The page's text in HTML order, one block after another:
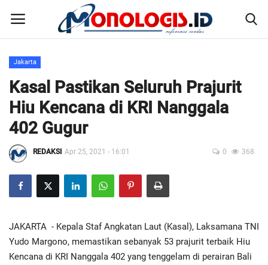
Home
Kontak
Disclaimer
Susunan Redaksi
Jakarta
Kasal Pastikan Seluruh Prajurit
Hiu Kencana di KRI Nanggala
402 Gugur
REDAKSI Apr 25, 2021 - 16:01 0 368
JAKARTA - Kepala Staf Angkatan Laut (Kasal), Laksamana TNI
Yudo Margono, memastikan sebanyak 53 prajurit terbaik Hiu
Kencana di KRI Nanggala 402 yang tenggelam di perairan Bali